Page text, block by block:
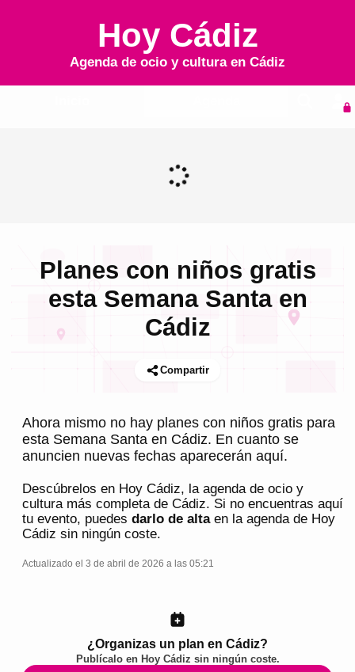
Hoy Cádiz
Agenda de ocio y cultura en Cádiz
Planes con niños gratis
esta Semana Santa en
Cádiz
Compartir
Ahora mismo no hay planes con niños gratis para
esta Semana Santa en Cádiz. En cuanto se
anuncien nuevas fechas aparecerán aquí.
Descúbrelos en Hoy Cádiz, la agenda de ocio y
cultura más completa de Cádiz. Si no encuentras aquí
tu evento, puedes darlo de altaen la agenda de Hoy
Cádiz sin ningún coste.
Actualizado el 3 de abril de 2026 a las 05:21
¿Organizas un plan en Cádiz?
Publícalo en Hoy Cádiz sin ningún coste.